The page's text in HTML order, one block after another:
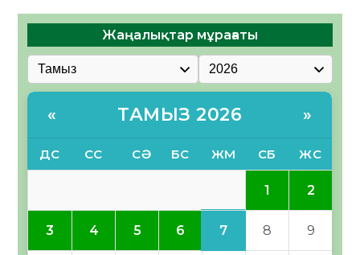
Жаңалықтар мұрағаты
« ТАМЫЗ 2026 »
ДС СС СӘ БС ЖМ СБ ЖС
1 2
3 4 5 6 7 8 9